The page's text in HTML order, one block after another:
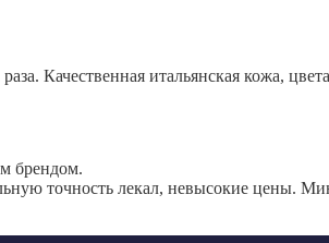
Качественная итальянская кожа,
брендом.
точность лекал, невысокие цены.